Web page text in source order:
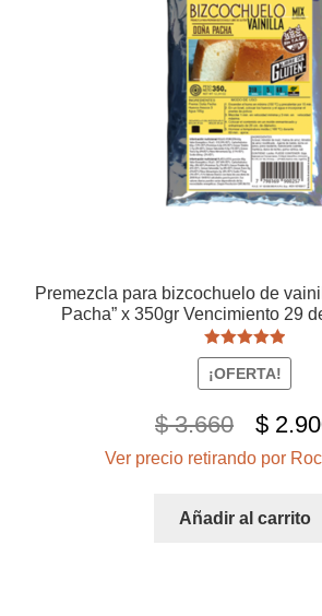
Premezcla para bizcochuelo de
Pacha” x 350gr Vencimiento 29
Valorado con
5.00de 5
¡OFERTA!
$3.660
El
precio
$
Ver precio retirando por
Añadir al carrito